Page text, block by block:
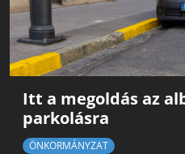
Itt a megoldás az
parkolásra
ÖNKORMÁNYZAT